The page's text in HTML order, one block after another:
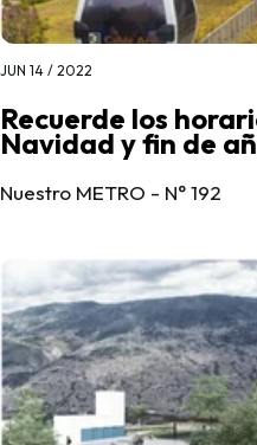
JUN 14 / 2022
Recuerde los
Navidad y fin de
Nuestro METRO - N° 192